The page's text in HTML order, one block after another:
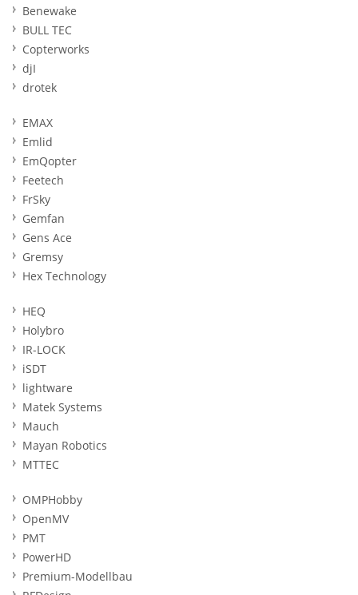
Benewake
BULL TEC
Copterworks
djI
drotek
EMAX
Emlid
EmQopter
Feetech
FrSky
Gemfan
Gens Ace
Gremsy
Hex Technology
HEQ
Holybro
IR-LOCK
iSDT
lightware
Matek Systems
Mauch
Mayan Robotics
MTTEC
OMPHobby
OpenMV
PMT
PowerHD
Premium-Modellbau